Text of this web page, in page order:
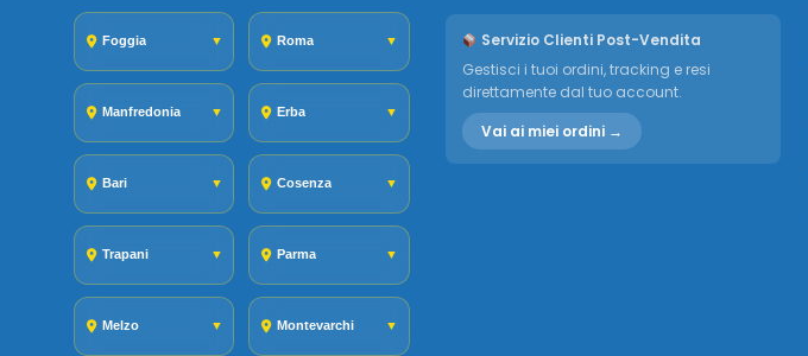
Foggia ▼ Roma ▼
Manfredonia ▼ Erba ▼
Bari ▼ Cosenza ▼
Trapani ▼ Parma ▼
Melzo ▼ Montevarchi ▼
Servizio Clienti Post-Vendita
Gestisci i tuoi ordini, tracking e resi
direttamente dal tuo account.
Vai ai miei ordini →